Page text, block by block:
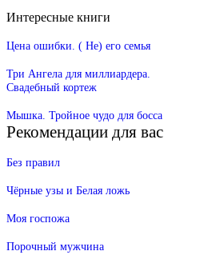
Интересные книги
Цена ошибки. ( Не) его семья
Три Ангела для миллиардера.
Свадебный кортеж
Мышка. Тройное чудо для босса
Рекомендации для вас
Без правил
Чёрные узы и Белая ложь
Моя госпожа
Порочный мужчина